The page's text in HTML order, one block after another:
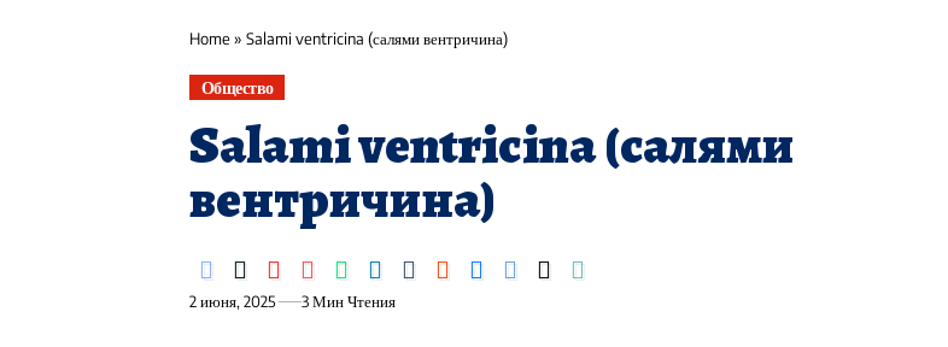
Home» Salami ventricina (салями вентричина)
Общество
Salami ventricina (салями
вентричина)
2 июня, 2025 3 Мин Чтения